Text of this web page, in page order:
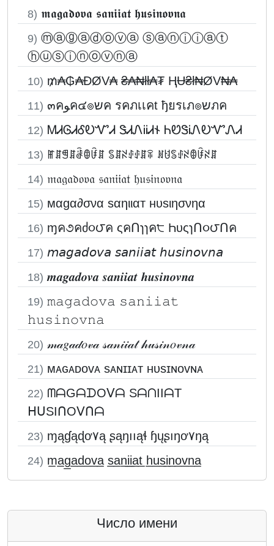
8) 𝖒𝖆𝖌𝖆𝖉𝖔𝖛𝖆 𝖘𝖆𝖓𝖎𝖎𝖆𝖙 𝖍𝖚𝖘𝖎𝖓𝖔𝖛𝖓𝖆
9) ⓜⓐⓖⓐⓓⓞⓥⓐ ⓢⓐⓝⓘⓘⓐⓣ
ⓗⓤⓢⓘⓝⓞⓥⓝⓐ
10) ₥₳₲₳ĐØV₳ ₴₳₦łł₳₮ ⱧɄ₴ł₦ØV₦₳
11) ๓คﻮค๔๏שค รคภเเคt ђยรเภ๏שภค
12) ᎷᏗᎶᏗᎴᎧᏉᏗ ᏕᏗᏁᎥᎥᏗ𐐆 ᏂᏬᏕᎥᏁᎧᏉᏁᏗ
13) ꂵꁲꁅꁲꂠꂦꀰꁲ ꌚꁲꋊꂑꂑꁲꋖ ꍩꐇꌚꂑꋊꂦꀰꋊꁲ
14) 𝔪𝔞𝔤𝔞𝔡𝔬𝔳𝔞 𝔰𝔞𝔫𝔦𝔦𝔞𝔱 𝔥𝔲𝔰𝔦𝔫𝔬𝔳𝔫𝔞
15) мαgα∂σνα ѕαηιιαт нυѕιησνηα
16) ɱค૭คძ૦౮ค ςคՈɿɿค੮ ҺυςɿՈ૦౮Ոค
17) 𝘮𝘢𝘨𝘢𝘥𝘰𝘷𝘢 𝘴𝘢𝘯𝘪𝘪𝘢𝘵 𝘩𝘶𝘴𝘪𝘯𝘰𝘷𝘯𝘢
18) 𝒎𝒂𝒈𝒂𝒅𝒐𝒗𝒂 𝒔𝒂𝒏𝒊𝒊𝒂𝒕 𝒉𝒖𝒔𝒊𝒏𝒐𝒗𝒏𝒂
19) 𝚖𝚊𝚐𝚊𝚍𝚘𝚟𝚊 𝚜𝚊𝚗𝚒𝚒𝚊𝚝
𝚑𝚞𝚜𝚒𝚗𝚘𝚟𝚗𝚊
20) 𝓂𝒶𝑔𝒶𝒹𝑜𝓋𝒶 𝓈𝒶𝓃𝒾𝒾𝒶𝓉 𝒽𝓊𝓈𝒾𝓃𝑜𝓋𝓃𝒶
21) ᴍᴀɢᴀᴅᴏᴠᴀ sᴀɴɪɪᴀᴛ ʜᴜsɪɴᴏᴠɴᴀ
22) ᗰᗩGᗩᗪOᐯᗩ SᗩᑎIIᗩT
ᕼᑌSIᑎOᐯᑎᗩ
23) ɱąɠąɖơ۷ą ʂąŋııąɬ ɧųʂıŋơ۷ŋą
24) m̲a̲g̲a̲d̲o̲v̲a̲ s̲a̲n̲i̲i̲a̲t̲ h̲u̲s̲i̲n̲o̲v̲n̲a̲
Число имени